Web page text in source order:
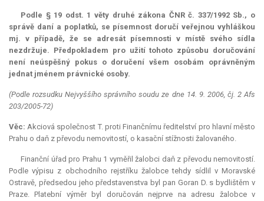
Podle § 19 odst. 1 věty druhé zákona ČNR č. 337/1992 Sb., o
správě daní a poplatků, se písemnost doručí veřejnou vyhláškou
mj. v případě, že se adresát písemnosti v místě svého sídla
nezdržuje. Předpokladem pro užití tohoto způsobu doručování
není neúspěšný pokus o doručení všem osobám oprávněným
jednat jménem právnické osoby.
(Podle rozsudku Nejvyššího správního soudu ze dne 14. 9. 2006, čj. 2 Afs
203/2005-72)
Věc: Akciová společnost T. proti Finančnímu ředitelství pro hlavní město
Prahu o daň z převodu nemovitostí, o kasační stížnosti žalovaného.
Finanční úřad pro Prahu 1 vyměřil žalobci daň z převodu nemovitostí.
Podle výpisu z obchodního rejstříku žalobce tehdy sídlil v Moravské
Ostravě, předsedou jeho představenstva byl pan Goran D. s bydlištěm v
Praze. Platební výměr byl doručován nejprve na adresu žalobce v